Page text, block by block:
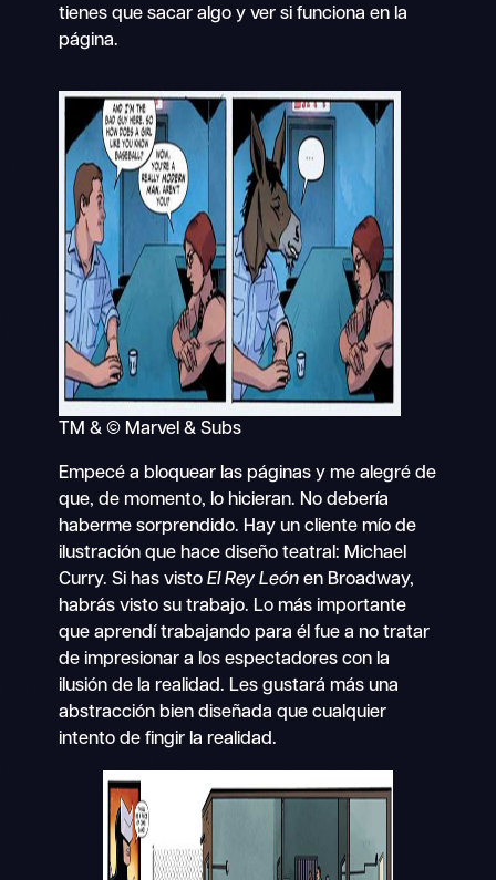
tienes que sacar algo y ver si funciona en la
página.
TM & © Marvel & Subs
Empecé a bloquear las páginas y me alegré de
que, de momento, lo hicieran. No debería
haberme sorprendido. Hay un cliente mío de
ilustración que hace diseño teatral: Michael
Curry. Si has visto El Rey Leónen Broadway,
habrás visto su trabajo. Lo más importante
que aprendí trabajando para él fue a no tratar
de impresionar a los espectadores con la
ilusión de la realidad. Les gustará más una
abstracción bien diseñada que cualquier
intento de fingir la realidad.